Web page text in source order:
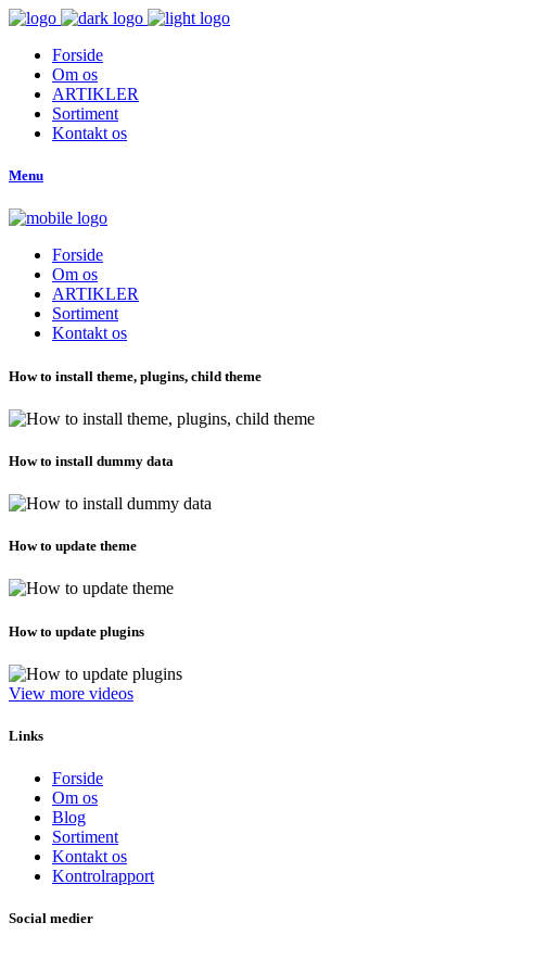
Forside
Om os
ARTIKLER
Sortiment
Kontakt os
Menu
Forside
Om os
ARTIKLER
Sortiment
Kontakt os
How to install theme, plugins, child theme
How to install dummy data
How to update theme
How to update plugins
View more videos
Links
Forside
Om os
Blog
Sortiment
Kontakt os
Kontrolrapport
Social medier